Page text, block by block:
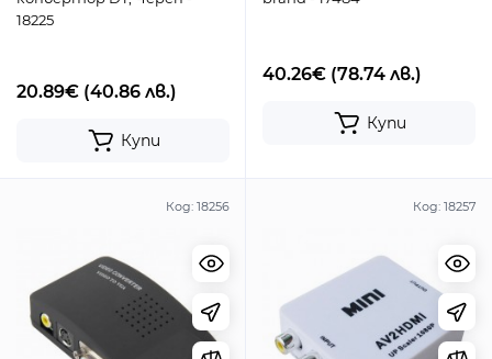
18225
20.89€ (40.86 лв.)
Купи
40.26€ (78.74 лв.)
Купи
Код: 18256 Код: 18257